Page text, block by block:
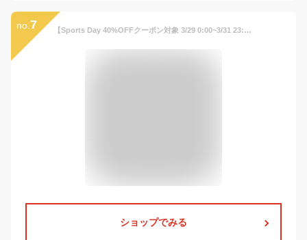
no. 7 【Sports Day 40%OFFクーポン対象 3/29 0:00~3/31 23:59】ナイキ コート ボロー LOW 2 ベビーシューズ NIKE シューズ キッズ Kids グレー レザー クラシック 耐久 丈夫 カップソール 運動 スポーツ おでかけ 着脱簡単 プルタブ 公式 ギフト HO24 親子コーデ
ショップでみる